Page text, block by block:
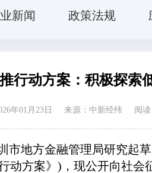
新闻 政策法规
行动方案：积极探索
年01月23日 来源：中新经纬 阅读
市地方金融管理局研究起
动方案》)，现公开向社会